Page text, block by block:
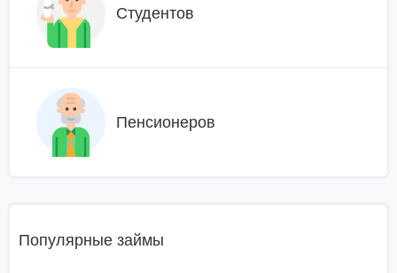
Студентов
Пенсионеров
Популярные займы